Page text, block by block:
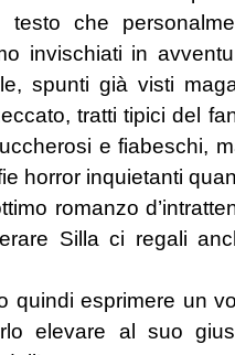
testo che
invischiati in
spunti già visti
tratti tipici del
e fiabeschi,
horror inquietanti
romanzo
Silla ci regali
quindi esprimere un
elevare al suo